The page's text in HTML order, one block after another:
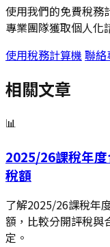
使用我們的免費稅務
專業團隊獲取個人化
使用稅務計算機 聯絡
相關文章
📊
2025/26課稅年
稅額
了解2025/26課稅年
額，比較分開評稅與
定。